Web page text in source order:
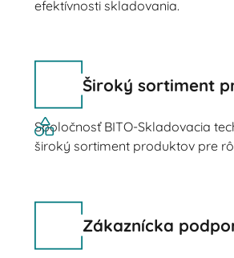
efektívnosti skladovania.
Široký sortiment
Spoločnosť BITO-Skladovacia
široký sortiment produktov pre
Zákaznícka